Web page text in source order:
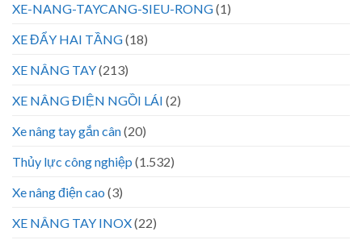
XE-NANG-TAYCANG-SIEU-RONG(1)
XE ĐẨY HAI TẦNG(18)
XE NÂNG TAY(213)
XE NÂNG ĐIỆN NGỒI LÁI (2)
Xe nâng tay gắn cân(20)
Thủy lực công nghiệp (1.532)
Xe nâng điện cao (3)
XE NÂNG TAY INOX(22)